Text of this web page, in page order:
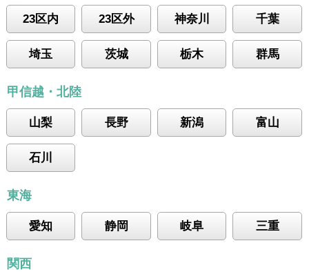
23区内 23区外 神奈川 千葉
埼玉 茨城 栃木 群馬
甲信越・北陸
山梨 長野 新潟 富山
石川
東海
愛知 静岡 岐阜 三重
関西